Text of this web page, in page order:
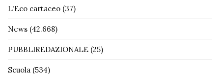
L'Eco cartaceo (37)
News (42.668)
PUBBLIREDAZIONALE (25)
Scuola (534)